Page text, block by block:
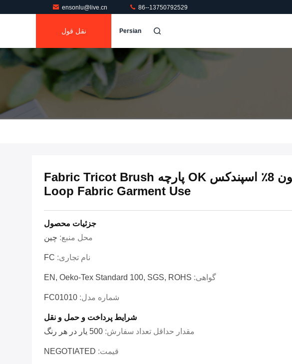
ensonlu@live.cn 86--13750792529
Persian نقل قول
براق 92٪ نایلون 8٪ اسپندکس OK پارچه Fabric Tricot Brush
Loop Fabric Garment Use
جزئیات محصول
محل منبع: چين
نام تجاری: FC
گواهی: EN, Oeko-Tex Standard 100, SGS, ROHS
شماره مدل: FC01010
شرایط پرداخت و حمل و نقل
مقدار حداقل تعداد سفارش: 500 یار در هر رنگ
قیمت: NEGOTIATED